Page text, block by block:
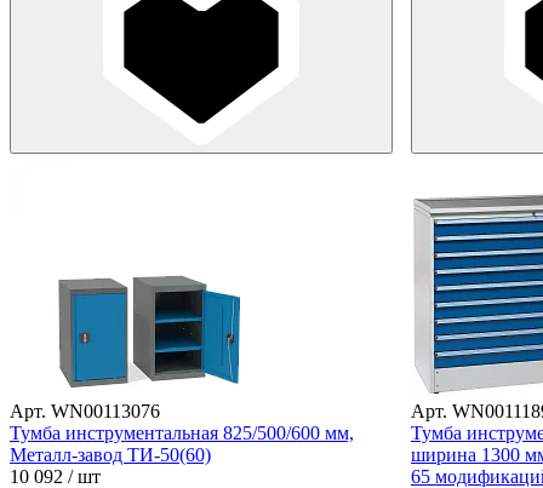
Арт. WN00113076
Тумба инструментальная 825/500/600 мм,
Металл-завод ТИ-50(60)
10 092 / шт
Арт.
Тумба
ширина 1300
65